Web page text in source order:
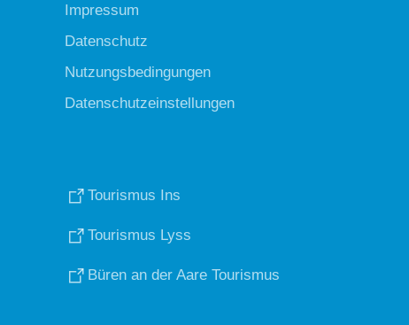
Impressum
Datenschutz
Nutzungsbedingungen
Datenschutzeinstellungen
Tourismus Ins
Tourismus Lyss
Büren an der Aare Tourismus